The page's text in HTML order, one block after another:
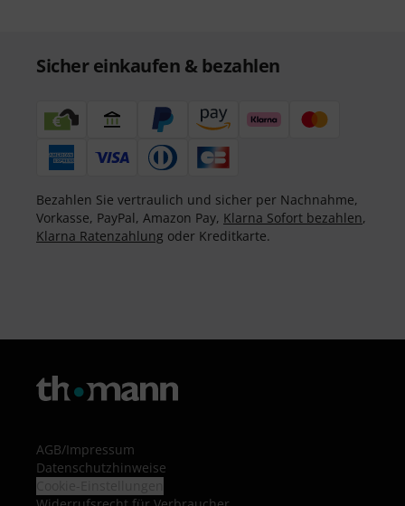
Sicher einkaufen & bezahlen
Bezahlen Sie vertraulich und sicher per Nachnahme,
Vorkasse, PayPal, Amazon Pay, Klarna Sofort bezahlen,
Klarna Ratenzahlung oder Kreditkarte.
AGB/Impressum
Datenschutzhinweise